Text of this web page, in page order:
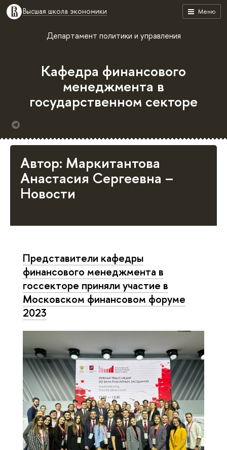
Меню
Высшая школа экономики
Департамент политики и управления
Кафедра финансового
менеджмента в
государственном секторе
Автор: Маркитантова
Анастасия Сергеевна –
Новости
Представители кафедры
финансового менеджмента в
госсекторе приняли участие в
Московском финансовом форуме
2023